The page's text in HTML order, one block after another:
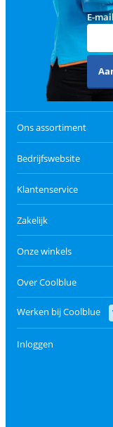
E-
Ons assortiment
Bedrijfswebsite
Klantenservice
Zakelijk
Onze winkels
Over Coolblue
Werken bij Coolblue
Inloggen